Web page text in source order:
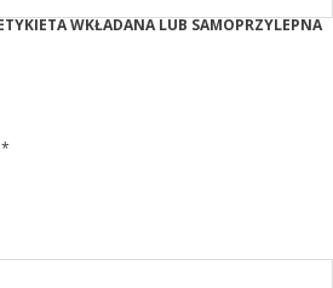
WKŁADANA LUB SAMOPRZYLEPNA